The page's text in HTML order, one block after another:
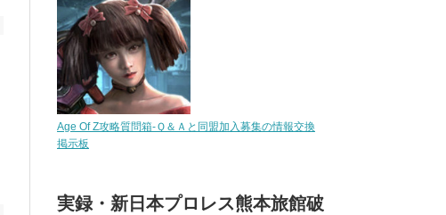
Age Of Z攻略質問箱-Ｑ＆Ａと同盟加入募集の情報交換
掲示板
実録・新日本プロレス熊本旅館破